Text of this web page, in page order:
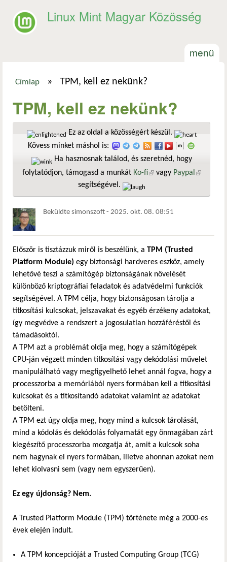
Linux Mint Magyar Közösség
menü
Címlap » TPM, kell ez nekünk?
TPM, kell ez nekünk?
Ez az oldal a közösségért készül.
Kövess minket máshol is:
Ha hasznosnak találod, és szeretnéd, hogy
folytatódjon, támogasd a munkát Ko-fi(külső hivatkozás)
vagy Paypal
segítségével.
Beküldte simonszoft - 2025. okt. 08. 08:51
Először is tisztázzuk miről is beszélünk, a TPM (Trusted
Platform Module) egy biztonsági hardveres eszköz, amely
lehetővé teszi a számítógép biztonságának növelését
különböző kriptográfiai feladatok és adatvédelmi funkciók
segítségével. A TPM célja, hogy biztonságosan tárolja a
titkosítási kulcsokat, jelszavakat és egyéb érzékeny adatokat,
így megvédve a rendszert a jogosulatlan hozzáféréstől és
támadásoktól.
A TPM azt a problémát oldja meg, hogy a számítógépek
CPU-ján végzett minden titkosítási vagy dekódolási művelet
manipulálható vagy megfigyelhető lehet annál fogva, hogy a
processzorba a memóriából nyers formában kell a titkosítási
kulcsokat és a titkosítandó adatokat valamint az adatokat
betölteni.
A TPM ezt úgy oldja meg, hogy mind a kulcsok tárolását,
mind a kódolás és dekódolás folyamatát egy önmagában zárt
kiegészítő processzorba mozgatja át, amit a kulcsok soha
nem hagynak el nyers formában, illetve ahonnan azokat nem
lehet kiolvasni sem (vagy nem egyszerűen).
Ez egy újdonság? Nem.
A Trusted Platform Module (TPM) története még a 2000-es
évek elején indult.
A TPM koncepcióját a Trusted Computing Group (TCG)